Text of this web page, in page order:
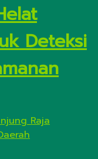
Deteksi